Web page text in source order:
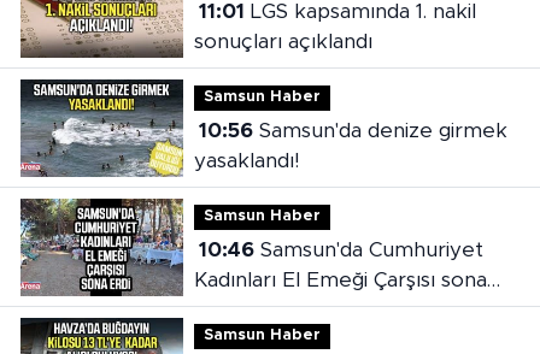
11:01
sonuçları açıklandı
Samsun Haber
10:56Samsun'da denize girmek
yasaklandı!
Samsun Haber
10:46Samsun'da Cumhuriyet
Kadınları El Emeği Çarşısı sona
erdi
Samsun Haber